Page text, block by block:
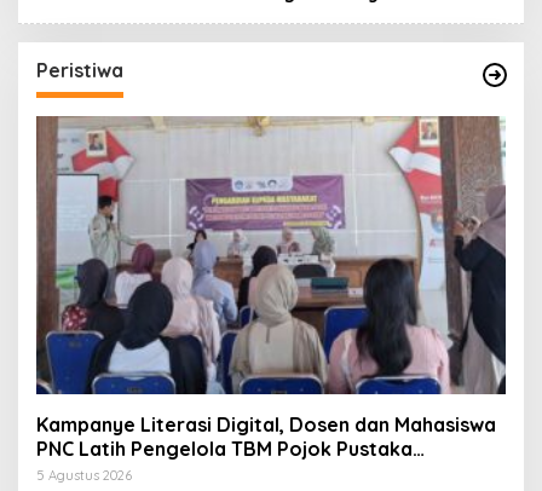
Peristiwa
Kampanye Literasi Digital, Dosen dan Mahasiswa
PNC Latih Pengelola TBM Pojok Pustaka
Majenang Produksi Konten Medsos
5 Agustus 2026